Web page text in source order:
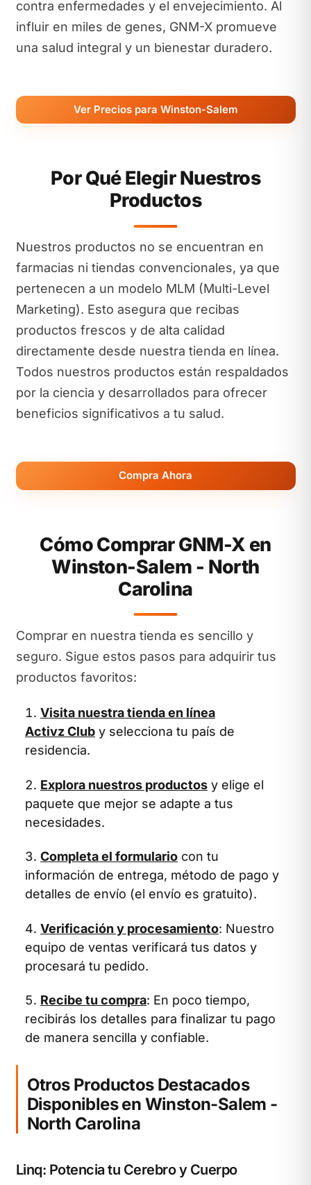
contra enfermedades y el envejecimiento. Al
influir en miles de genes, GNM-X promueve
una salud integral y un bienestar duradero.
Ver Precios para Winston-Salem
Por Qué Elegir Nuestros
Productos
Nuestros productos no se encuentran en
farmacias ni tiendas convencionales, ya que
pertenecen a un modelo MLM (Multi-Level
Marketing). Esto asegura que recibas
productos frescos y de alta calidad
directamente desde nuestra tienda en línea.
Todos nuestros productos están respaldados
por la ciencia y desarrollados para ofrecer
beneficios significativos a tu salud.
Compra Ahora
Cómo Comprar GNM-X en
Winston-Salem - North
Carolina
Comprar en nuestra tienda es sencillo y
seguro. Sigue estos pasos para adquirir tus
productos favoritos:
Visita nuestra tienda en línea
Activz Club y selecciona tu país de
residencia.
Explora nuestros productos y elige el
paquete que mejor se adapte a tus
necesidades.
Completa el formulario con tu
información de entrega, método de pago y
detalles de envío (el envío es gratuito).
Verificación y procesamiento: Nuestro
equipo de ventas verificará tus datos y
procesará tu pedido.
Recibe tu compra: En poco tiempo,
recibirás los detalles para finalizar tu pago
de manera sencilla y confiable.
Otros Productos Destacados
Disponibles en Winston-Salem -
North Carolina
Linq: Potencia tu Cerebro y Cuerpo